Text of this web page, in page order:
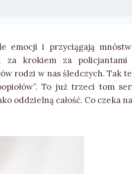
emocji i przyciągają
za krokiem za
rodzi w nas śledczych. Tak
To już trzeci tom
oddzielną całość. Co czeka